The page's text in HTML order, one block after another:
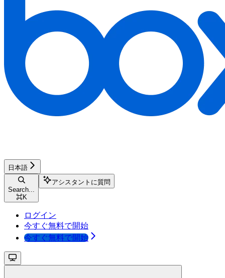
日本語
Search...
⌘K
アシスタントに質問
ログイン
今すぐ無料で開始
今すぐ無料で開始